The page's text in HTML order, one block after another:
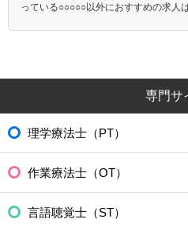
っている○○○○○以外におすすめの求人
専門サ
理学療法士（PT）
作業療法士（OT）
言語聴覚士（ST）